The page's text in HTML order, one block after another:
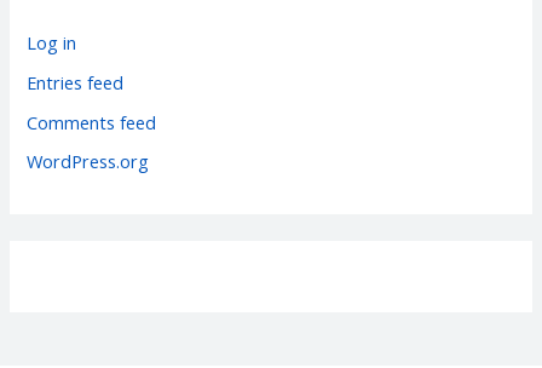
r
i
Log in
Entries feed
Comments feed
WordPress.org